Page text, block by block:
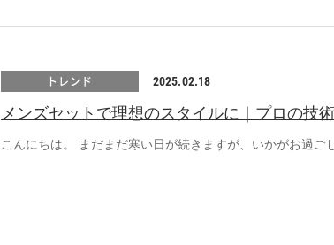
トレンド 2025.02.18
メンズセットで理想のスタイルに｜プロの技
こんにちは。 まだまだ寒い日が続きますが、いかがお過ご